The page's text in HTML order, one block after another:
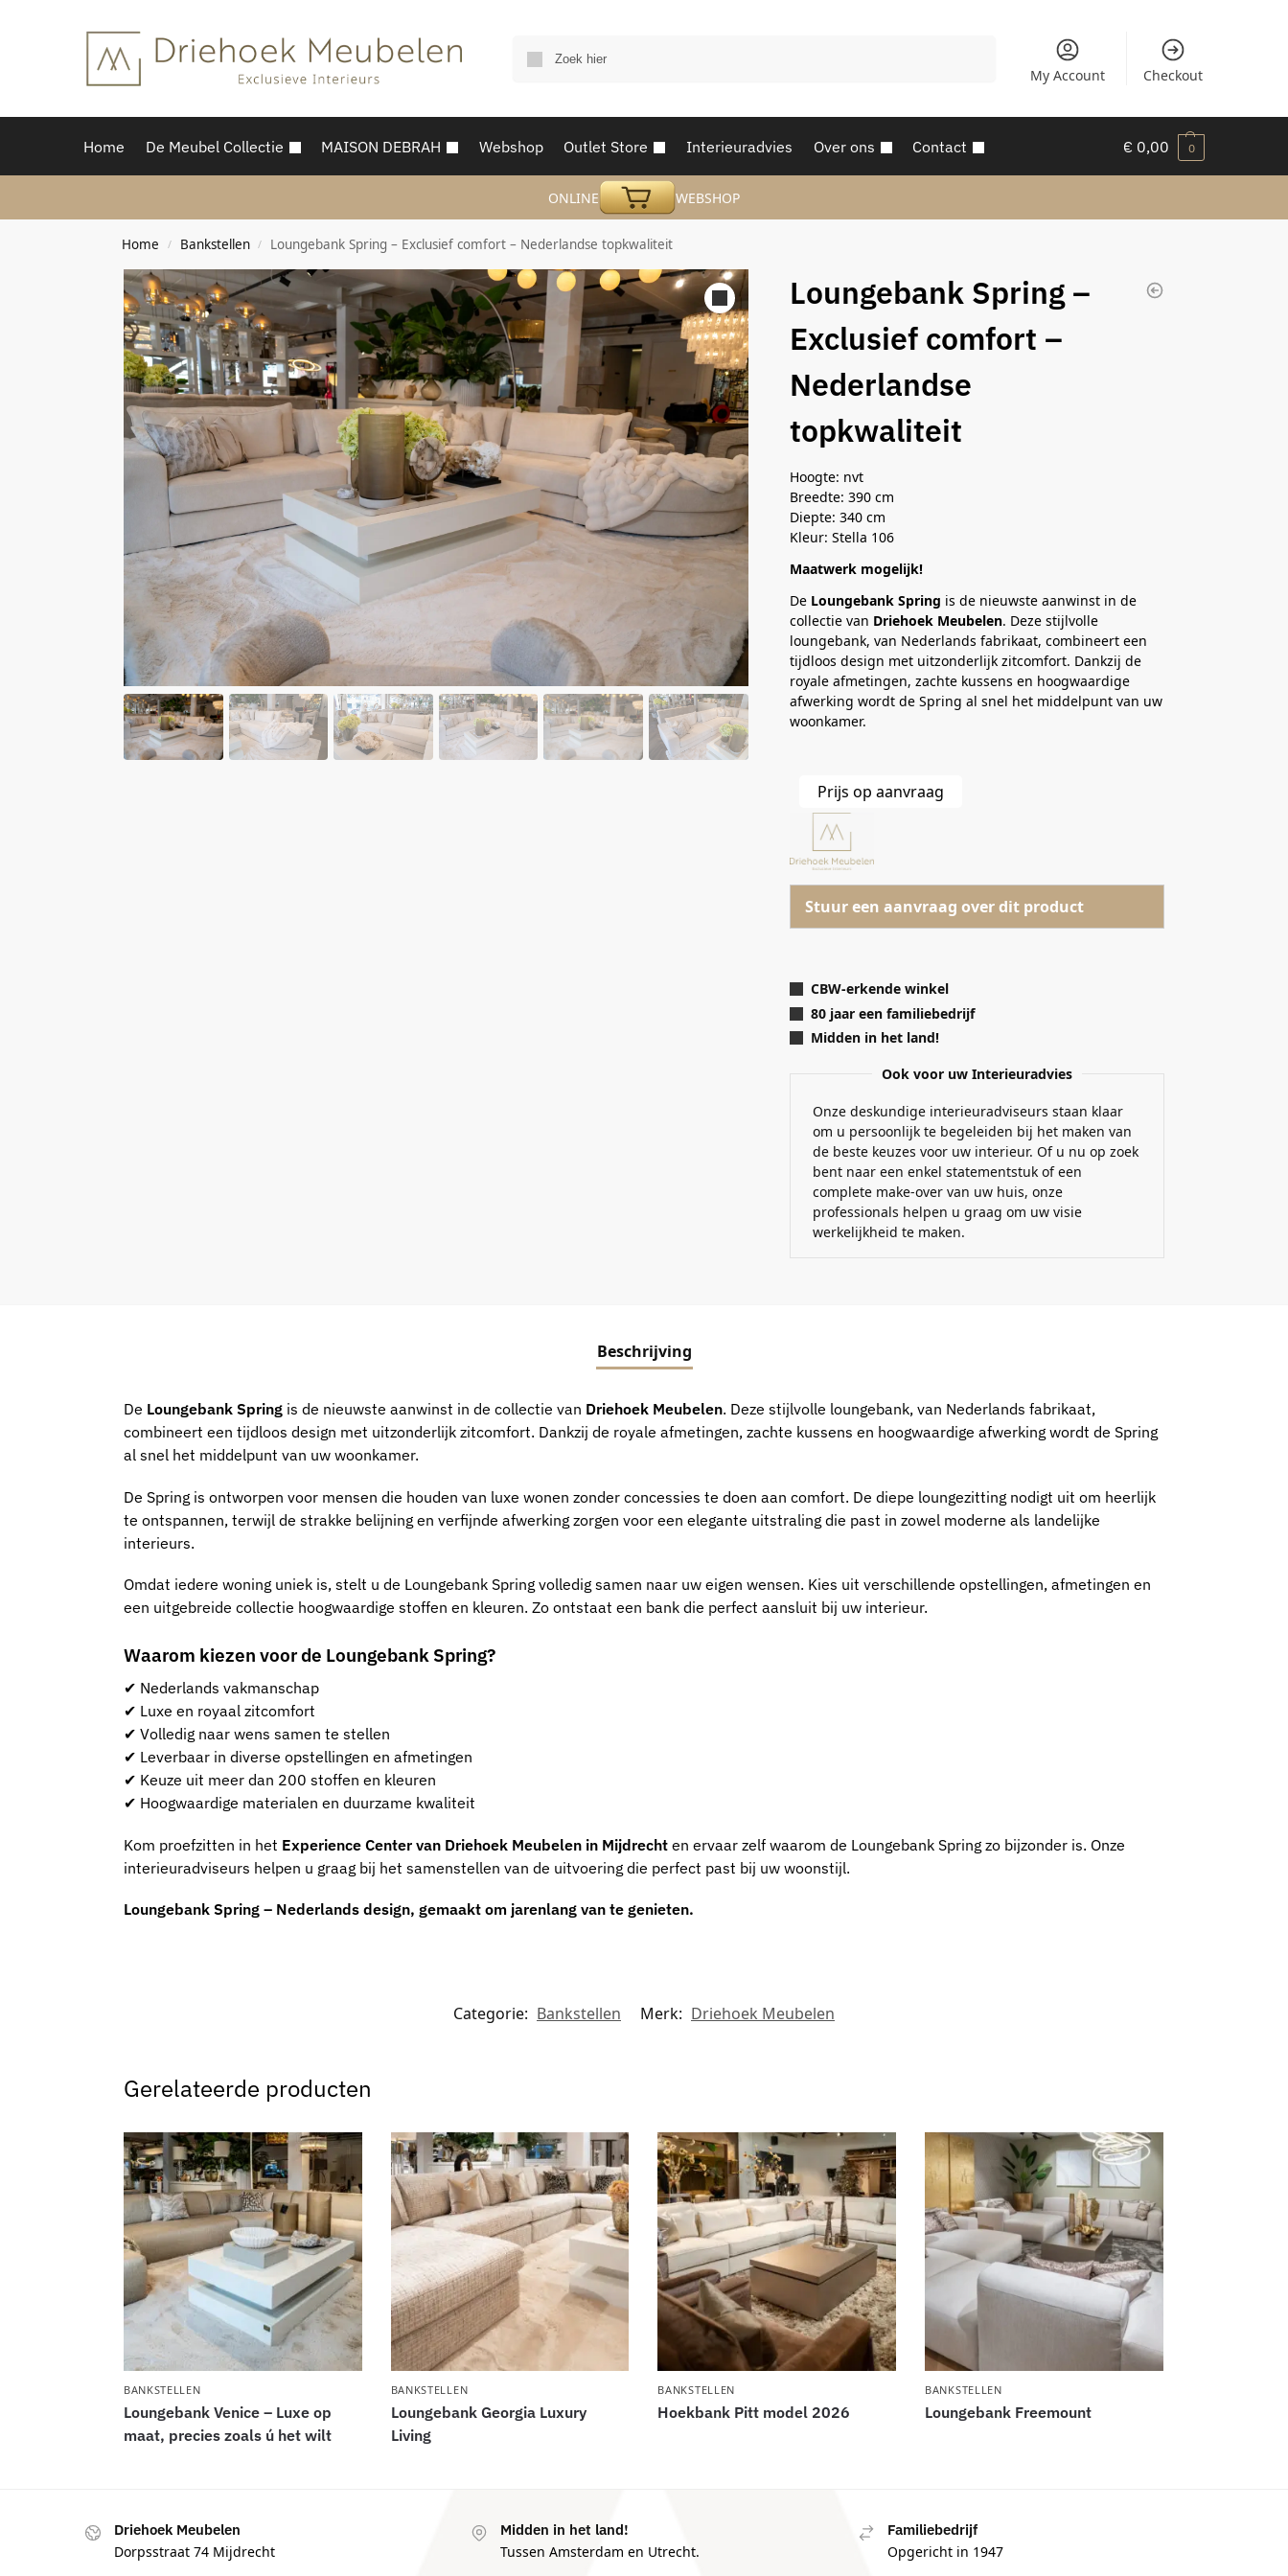
My Account Checkout
Home De Meubel Collectie MAISON DEBRAH Webshop Outlet Store Interieuradvies Over ons Contact € 0,00 0
ONLINE WEBSHOP
Home / Bankstellen / Loungebank Spring – Exclusief comfort – Nederlandse topkwaliteit
Loungebank Spring –
Exclusief comfort –
Nederlandse
topkwaliteit
Hoogte: nvt
Breedte: 390 cm
Diepte: 340 cm
Kleur: Stella 106
Maatwerk mogelijk!
De Loungebank Spring is de nieuwste aanwinst in de
collectie van Driehoek Meubelen. Deze stijlvolle
loungebank, van Nederlands fabrikaat, combineert een
tijdloos design met uitzonderlijk zitcomfort. Dankzij de
royale afmetingen, zachte kussens en hoogwaardige
afwerking wordt de Spring al snel het middelpunt van uw
woonkamer.
Prijs op aanvraag
Stuur een aanvraag over dit product
CBW-erkende winkel
80 jaar een familiebedrijf
Midden in het land!
Ook voor uw Interieuradvies
Onze deskundige interieuradviseurs staan klaar
om u persoonlijk te begeleiden bij het maken van
de beste keuzes voor uw interieur. Of u nu op zoek
bent naar een enkel statementstuk of een
complete make-over van uw huis, onze
professionals helpen u graag om uw visie
werkelijkheid te maken.
Beschrijving
De Loungebank Springis de nieuwste aanwinst in de collectie van Driehoek Meubelen. Deze stijlvolle loungebank, van Nederlands fabrikaat,
combineert een tijdloos design met uitzonderlijk zitcomfort. Dankzij de royale afmetingen, zachte kussens en hoogwaardige afwerking wordt de Spring
al snel het middelpunt van uw woonkamer.
De Spring is ontworpen voor mensen die houden van luxe wonen zonder concessies te doen aan comfort. De diepe loungezitting nodigt uit om heerlijk
te ontspannen, terwijl de strakke belijning en verfijnde afwerking zorgen voor een elegante uitstraling die past in zowel moderne als landelijke
interieurs.
Omdat iedere woning uniek is, stelt u de Loungebank Spring volledig samen naar uw eigen wensen. Kies uit verschillende opstellingen, afmetingen en
een uitgebreide collectie hoogwaardige stoffen en kleuren. Zo ontstaat een bank die perfect aansluit bij uw interieur.
Waarom kiezen voor de Loungebank Spring?
✔ Nederlands vakmanschap
✔ Luxe en royaal zitcomfort
✔ Volledig naar wens samen te stellen
✔ Leverbaar in diverse opstellingen en afmetingen
✔ Keuze uit meer dan 200 stoffen en kleuren
✔ Hoogwaardige materialen en duurzame kwaliteit
Kom proefzitten in het Experience Center van Driehoek Meubelen in Mijdrechten ervaar zelf waarom de Loungebank Spring zo bijzonder is. Onze
interieuradviseurs helpen u graag bij het samenstellen van de uitvoering die perfect past bij uw woonstijl.
Loungebank Spring – Nederlands design, gemaakt om jarenlang van te genieten.
Categorie: Bankstellen Merk: Driehoek Meubelen
Gerelateerde producten
BANKSTELLEN
Loungebank Venice – Luxe op
maat, precies zoals ú het wilt
BANKSTELLEN
Loungebank Georgia Luxury
Living
BANKSTELLEN
Hoekbank Pitt model 2026
BANKSTELLEN
Loungebank Freemount
Driehoek Meubelen
Dorpsstraat 74 Mijdrecht
Midden in het land!
Tussen Amsterdam en Utrecht.
Familiebedrijf
Opgericht in 1947